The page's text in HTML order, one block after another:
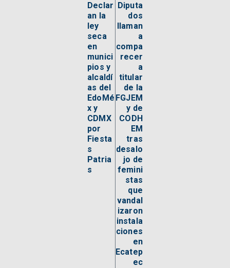
Declar
an la
ley
seca
en
munici
pios y
alcaldí
as del
EdoMé
x y
CDMX
por
Fiesta
s
Patria
s
Diputa
dos
llaman
a
compa
recer
a
titular
de la
FGJEM
y de
CODH
EM
tras
desalo
jo de
femini
stas
que
vandal
izaron
instala
ciones
en
Ecatep
ec